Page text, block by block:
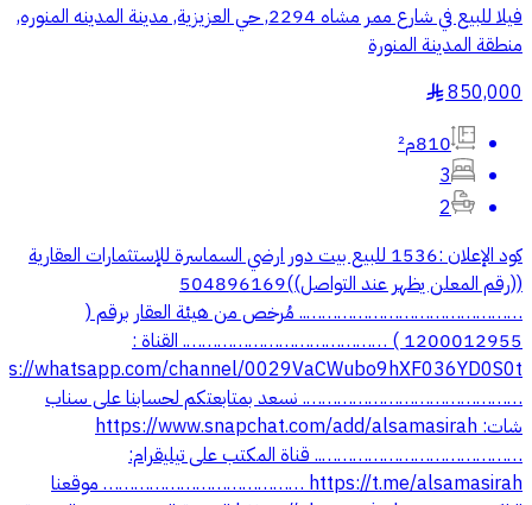
فيلا للبيع في شارع ممر مشاه 2294, حي العزيزية, مدينة المدينه المنوره,
منطقة المدينة المنورة
850,000
§
810م²
3
2
كود الإعلان :1536 للبيع بيت دور ارضي السماسرة للإستثمارات العقارية
((رقم المعلن يظهر عند التواصل))504896169
…………………………………….. مُرخص من هيئة العقار برقم (
1200012955 ) …………………………………. القناة :
whatsapp.com/channel/0029VaCWubo9hXF036YD0S0t
……………………………………. نسعد بمتابعتكم لحسابنا على سناب
شات: https://www.snapchat.com/add/alsamasirah
………………………………….. قناة المكتب على تيليقرام:
‏https://t.me/alsamasirah ………………………………… موقعنا